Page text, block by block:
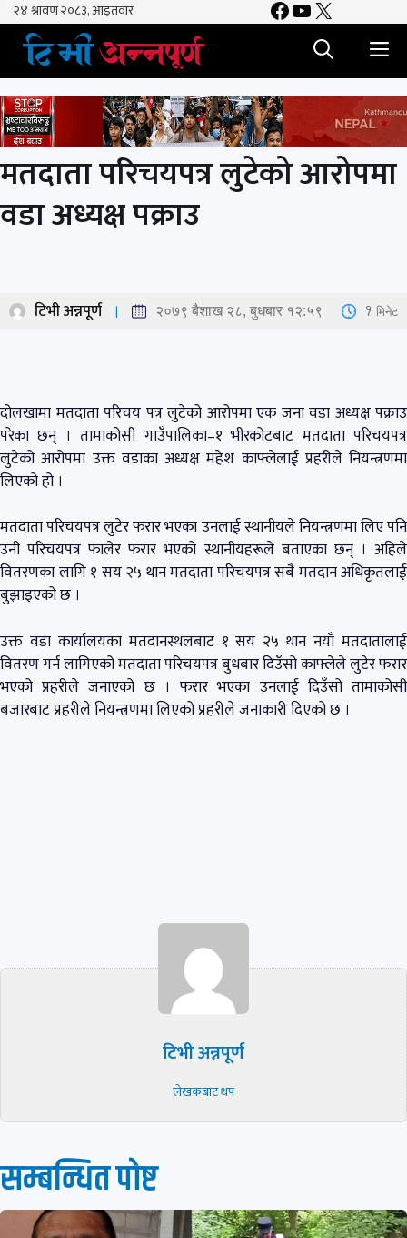
Skip
content
Facebook
YouTube
X
मतदाता परिचयपत्र लुटेको आरोपमा
वडा अध्यक्ष पक्राउ
टिभी अन्नपूर्ण २०७९ बैशाख २८, बुधबार १२:५९ 1 मिनेट
दोलखामा मतदाता परिचय पत्र लुटेको आरोपमा एक जना वडा अध्यक्ष पक्राउ
परेका छन् । तामाकोसी गाउँपालिका–१ भीरकोटबाट मतदाता परिचयपत्र
लुटेको आरोपमा उक्त वडाका अध्यक्ष महेश काफ्लेलाई प्रहरीले नियन्त्रणमा
लिएको हो ।
मतदाता परिचयपत्र लुटेर फरार भएका उनलाई स्थानीयले नियन्त्रणमा लिए पनि
उनी परिचयपत्र फालेर फरार भएको स्थानीयहरूले बताएका छन् । अहिले
वितरणका लागि १ सय २५ थान मतदाता परिचयपत्र सबै मतदान अधिकृतलाई
बुझाइएको छ ।
उक्त वडा कार्यालयका मतदानस्थलबाट १ सय २५ थान नयाँ मतदातालाई
वितरण गर्न लागिएको मतदाता परिचयपत्र बुधबार दिउँसो काफ्लेले लुटेर फरार
भएको प्रहरीले जनाएको छ । फरार भएका उनलाई दिउँसो तामाकोसी
बजारबाट प्रहरीले नियन्त्रणमा लिएको प्रहरीले जनाकारी दिएको छ ।
टिभी अन्नपूर्ण
लेखकबाट थप
सम्बन्धित पाेष्ट